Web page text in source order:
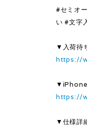
#セミオ
い #文字
▼入荷待
https://
https://
▼仕様詳